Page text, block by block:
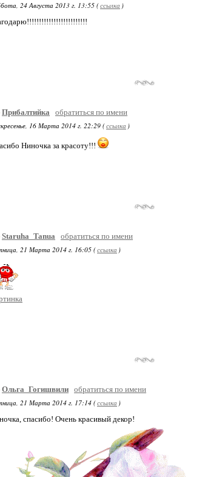
24 Августа 2013 г. 13:55 (ссылка )
Прибалтийка
обратиться по имени
16 Марта 2014 г. 22:29 (ссылка )
Ниночка за красоту!!!
Staruha_Tanua
обратиться по имени
21 Марта 2014 г. 16:05 (ссылка )
Ольга_Гогишвили обратиться по имени
21 Марта 2014 г. 17:14 (ссылка )
спасибо! Очень красивый декор!